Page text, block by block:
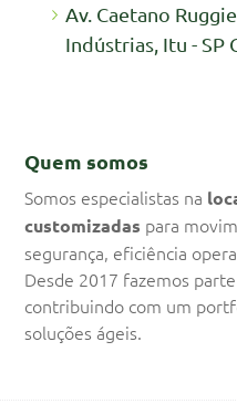
Av. Caetano
Indústrias, Itu - SP
Quem somos
Somos especialistas na
customizadas para
segurança, eficiência
Desde 2017 fazemos
contribuindo com um
soluções ágeis.